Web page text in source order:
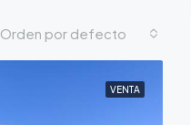
Orden por defecto
VENTA